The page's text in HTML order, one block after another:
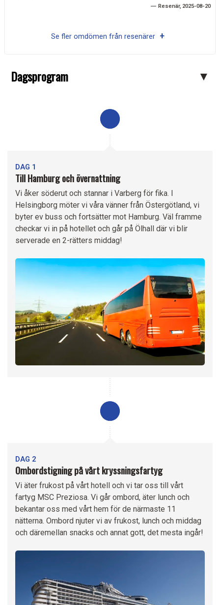
Resenär 2025-08-20
Se fler omdömen från resenärer
Dagsprogram
DAG 1
Till Hamburg och övernattning
Vi åker söderut och stannar i Varberg för fika. I
Helsingborg möter vi våra vänner från Östergötland, vi
byter ev buss och fortsätter mot Hamburg. Väl framme
checkar vi in på hotellet och går på Ölhall där vi blir
serverade en 2-rätters middag!
DAG 2
Ombordstigning på vårt kryssningsfartyg
Vi äter frukost på vårt hotell och vi tar oss till vårt
fartyg MSC Preziosa. Vi går ombord, äter lunch och
bekantar oss med vårt hem för de närmaste 11
nätterna. Ombord njuter vi av frukost, lunch och middag
och däremellan snacks och annat gott, det mesta ingår!